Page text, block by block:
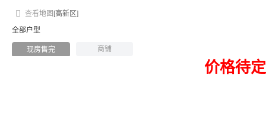
[高新区]
查看地图
全部户型
现房售完 商铺
价格待定